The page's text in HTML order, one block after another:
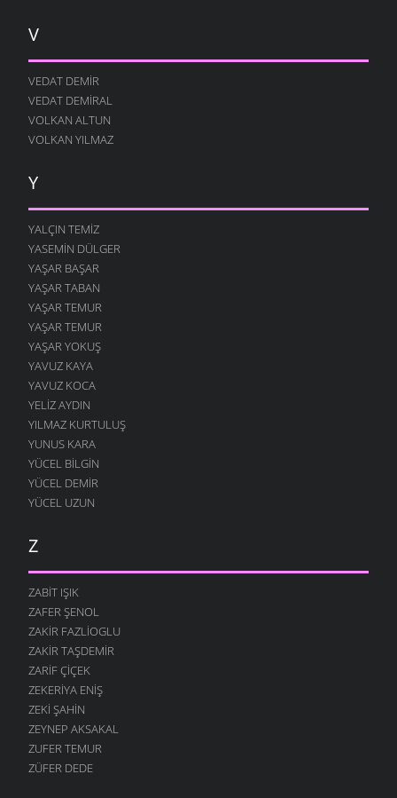
V
VEDAT DEMIR
VEDAT DEMIRAL
VOLKAN ALTUN
VOLKAN YILMAZ
Y
YALÇIN TEMIZ
YASEMIN DÜLGER
YAŞAR BAŞAR
YAŞAR TABAN
YAŞAR TEMUR
YAŞAR TEMUR
YAŞAR YOKUŞ
YAVUZ KAYA
YAVUZ KOCA
YELIZ AYDIN
YILMAZ KURTULUŞ
YUNUS KARA
YÜCEL BILGIN
YÜCEL DEMIR
YÜCEL UZUN
Z
ZABIT IŞIK
ZAFER ŞENOL
ZAKIR FAZLIOGLU
ZAKIR TAŞDEMIR
ZARIF ÇIÇEK
ZEKERIYA ENIŞ
ZEKI ŞAHIN
ZEYNEP AKSAKAL
ZUFER TEMUR
ZÜFER DEDE